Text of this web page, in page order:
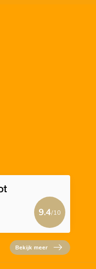
9.4/10
Bekijk meer